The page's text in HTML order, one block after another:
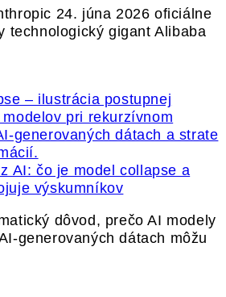
24. júna 2026 oficiálne
technologický gigant Alibaba
AI: čo je model collapse a
výskumníkov
dôvod, prečo AI modely
generovaných dátach môžu